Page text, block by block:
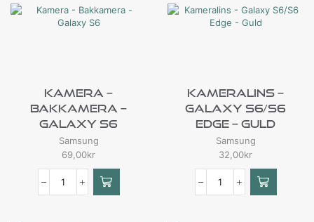
Kamera –
Bakkamera –
Galaxy S6
Samsung
69,00kr
Kameralins –
Galaxy S6/S6
Edge – Guld
Samsung
32,00kr